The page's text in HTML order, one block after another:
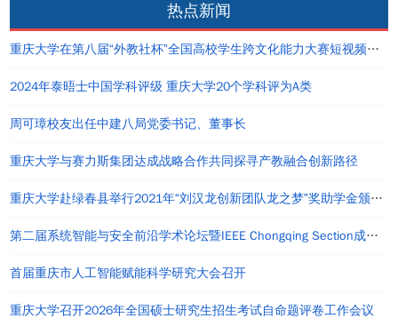
热点新闻
重庆大学在第八届“外教社杯”全国高校学生跨文化能力大赛短视频大赛中荣获佳绩
2024年泰晤士中国学科评级 重庆大学20个学科评为A类
周可璋校友出任中建八局党委书记、董事长
重庆大学与赛力斯集团达成战略合作共同探寻产教融合创新路径
重庆大学赴绿春县举行2021年“刘汉龙创新团队龙之梦”奖助学金颁发仪式
第二届系统智能与安全前沿学术论坛暨IEEE Chongqing Section成立仪式在重庆举办
首届重庆市人工智能赋能科学研究大会召开
重庆大学召开2026年全国硕士研究生招生考试自命题评卷工作会议